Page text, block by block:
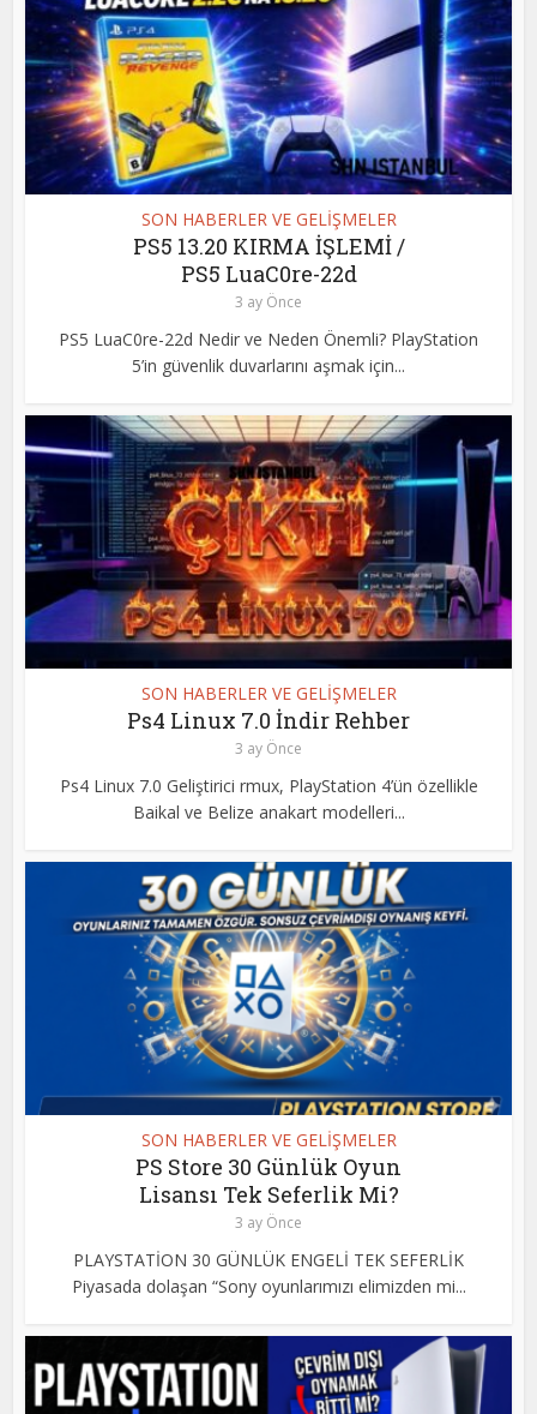
SON HABERLER VE GELİŞMELER
PS5 13.20 KIRMA İŞLEMİ /
PS5 LuaC0re-22d
3 ay Önce
PS5 LuaC0re-22d Nedir ve Neden Önemli? PlayStation
5’in güvenlik duvarlarını aşmak için...
SON HABERLER VE GELİŞMELER
Ps4 Linux 7.0 İndir Rehber
3 ay Önce
Ps4 Linux 7.0 Geliştirici rmux, PlayStation 4’ün özellikle
Baikal ve Belize anakart modelleri...
SON HABERLER VE GELİŞMELER
PS Store 30 Günlük Oyun
Lisansı Tek Seferlik Mi?
3 ay Önce
PLAYSTATİON 30 GÜNLÜK ENGELİ TEK SEFERLİK
Piyasada dolaşan “Sony oyunlarımızı elimizden mi...